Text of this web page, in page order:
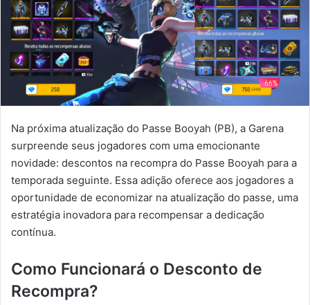
Na próxima atualização do Passe Booyah (PB), a Garena
surpreende seus jogadores com uma emocionante
novidade: descontos na recompra do Passe Booyah para a
temporada seguinte. Essa adição oferece aos jogadores a
oportunidade de economizar na atualização do passe, uma
estratégia inovadora para recompensar a dedicação
contínua.
Como Funcionará o Desconto de
Recompra?